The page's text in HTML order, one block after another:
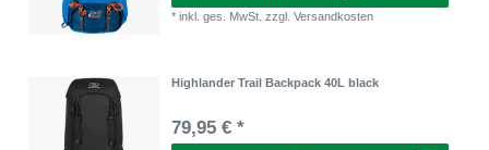
*inkl. ges. MwSt. zzgl.Versandkosten
Highlander Trail Backpack 40L black
79,95 € *